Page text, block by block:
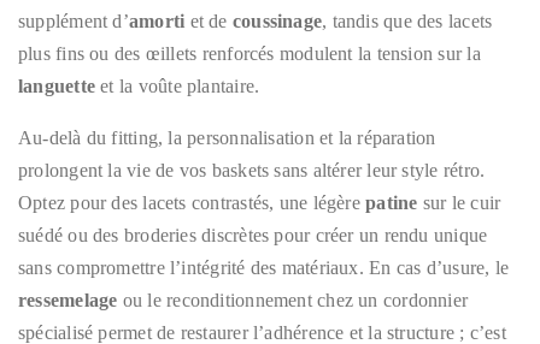
supplément d’amorti et de coussinage, tandis que des lacets
plus fins ou des œillets renforcés modulent la tension sur la
languette et la voûte plantaire.
Au-delà du fitting, la personnalisation et la réparation
prolongent la vie de vos baskets sans altérer leur style rétro.
Optez pour des lacets contrastés, une légèrepatine sur le cuir
suédé ou des broderies discrètes pour créer un rendu unique
sans compromettre l’intégrité des matériaux. En cas d’usure, le
ressemelage ou le reconditionnement chez un cordonnier
spécialisé permet de restaurer l’adhérence et la structure ; c’est